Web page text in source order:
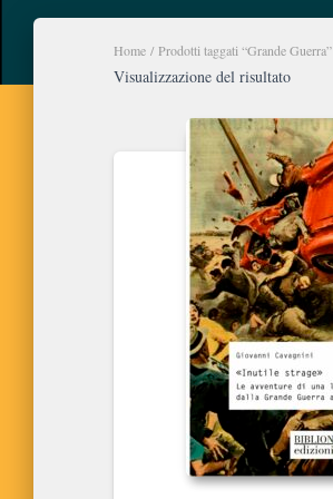
Home / Prodotti taggati “Grande Guerra”
Visualizzazione del risultato